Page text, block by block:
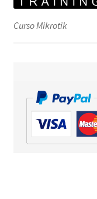
Curso Mikrotik